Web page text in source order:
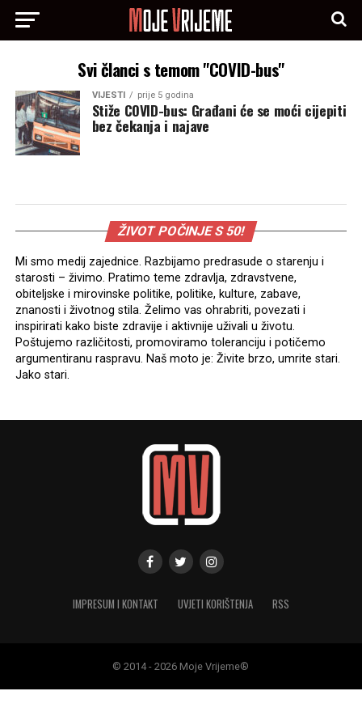
Svi članci s temom "COVID-bus"
VIJESTI prije 5 godina
Stiže COVID-bus: Građani će se moći cijepiti
bez čekanja i najave
ŽIVOT POČINJE S 50!
Mi smo medij zajednice. Razbijamo predrasude o starenju i
starosti – živimo. Pratimo teme zdravlja, zdravstvene,
obiteljske i mirovinske politike, politike, kulture, zabave,
znanosti i životnog stila. Želimo vas ohrabriti, povezati i
inspirirati kako biste zdravije i aktivnije uživali u životu.
Poštujemo različitosti, promoviramo toleranciju i potičemo
argumentiranu raspravu. Naš moto je: Živite brzo, umrite stari.
Jako stari.
IMPRESUM I KONTAKT UVJETI KORIŠTENJA RSS
© 2014 - 2026 Moje Vrijeme®